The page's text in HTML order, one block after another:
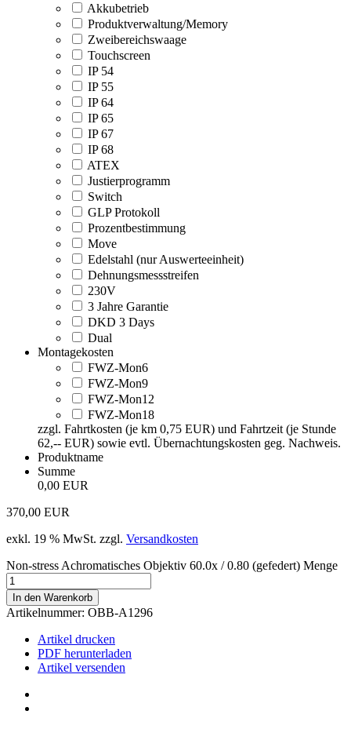
Akkubetrieb
Produktverwaltung/Memory
Zweibereichswaage
Touchscreen
IP 54
IP 55
IP 64
IP 65
IP 67
IP 68
ATEX
Justierprogramm
Switch
GLP Protokoll
Prozentbestimmung
Move
Edelstahl (nur Auswerteeinheit)
Dehnungsmessstreifen
230V
3 Jahre Garantie
DKD 3 Days
Dual
Montagekosten
FWZ-Mon6
FWZ-Mon9
FWZ-Mon12
FWZ-Mon18
zzgl. Fahrtkosten (je km 0,75 EUR) und Fahrtzeit (je Stunde
62,-- EUR) sowie evtl. Übernachtungskosten geg. Nachweis.
Produktname
Summe
0,00 EUR
370,00 EUR
exkl. 19 % MwSt. zzgl. Versandkosten
Non-stress Achromatisches Objektiv 60.0x / 0.80 (gefedert) Menge
In den Warenkorb
Artikelnummer: OBB-A1296
Artikel drucken
PDF herunterladen
Artikel versenden